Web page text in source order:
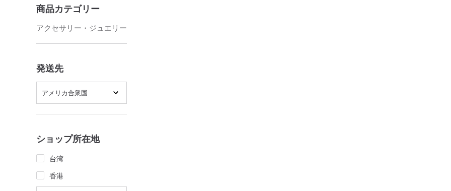
商品カテゴリー
アクセサリー・ジュエリー
発送先
アメリカ合衆国
ショップ所在地
台湾
香港